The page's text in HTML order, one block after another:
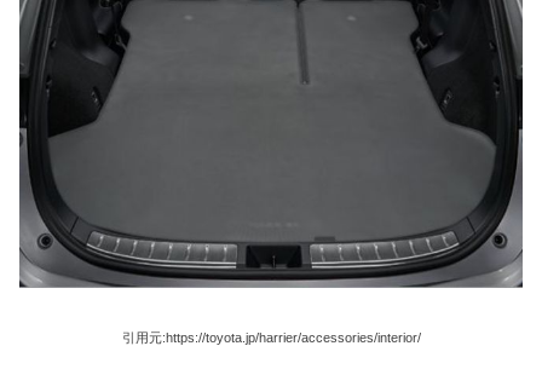
引用元:https://toyota.jp/harrier/accessories/interior/